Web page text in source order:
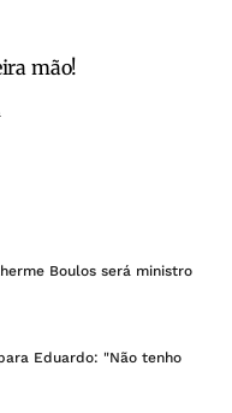
mão!
Boulos será ministro
Eduardo: "Não tenho